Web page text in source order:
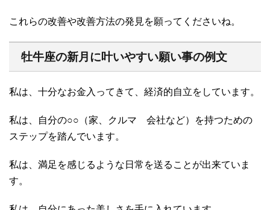
これらの改善や改善方法の発見を願ってくださいね。
牡牛座の新月に叶いやすい願い事の例文
私は、十分なお金入ってきて、経済的自立をしています。
私は、自分の○○（家、クルマ 会社など）を持つための
ステップを踏んでいます。
私は、満足を感じるような日常を送ることが出来ていま
す。